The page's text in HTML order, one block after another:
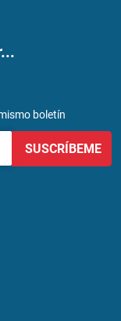
boletín
SUSCRÍBEME